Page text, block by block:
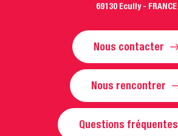
69130 Ecully - FRANCE
Nous contacter
Nous rencontrer
Questions fréquentes